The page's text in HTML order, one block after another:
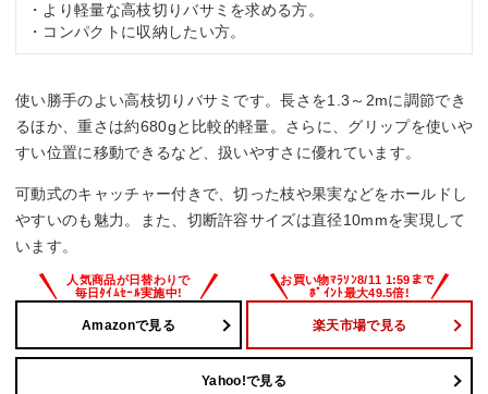
・より軽量な高枝切りバサミを求める方。
・コンパクトに収納したい方。
使い勝手のよい高枝切りバサミです。長さを1.3～2mに調節でき
るほか、重さは約680gと比較的軽量。さらに、グリップを使いや
すい位置に移動できるなど、扱いやすさに優れています。
可動式のキャッチャー付きで、切った枝や果実などをホールドし
やすいのも魅力。また、切断許容サイズは直径10mmを実現して
います。
Amazonで見る 楽天市場で見る
Yahoo!で見る